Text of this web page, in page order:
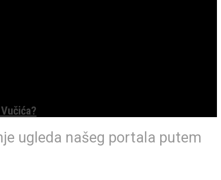
ugleda našeg portala putem